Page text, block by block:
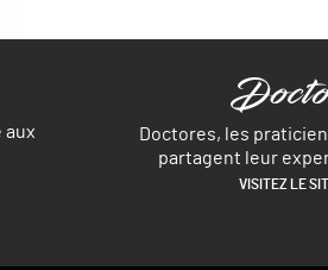
aux
Doctores, les
partagent leur
VISITEZ LE